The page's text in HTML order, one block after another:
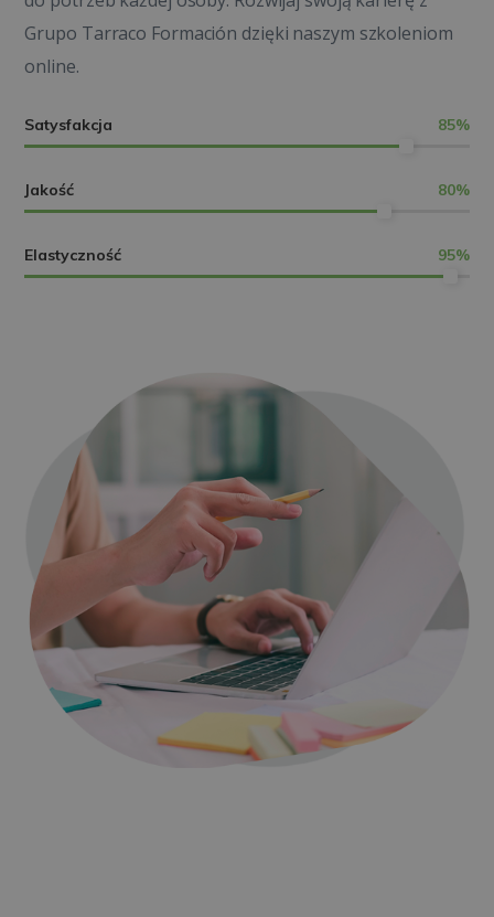
Grupo Tarraco Formación dzięki naszym szkoleniom
online.
Satysfakcja 85%
Jakość 80%
Elastyczność 95%